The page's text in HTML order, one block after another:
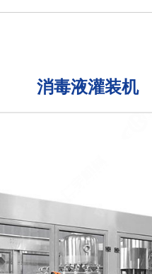
消毒液灌装机